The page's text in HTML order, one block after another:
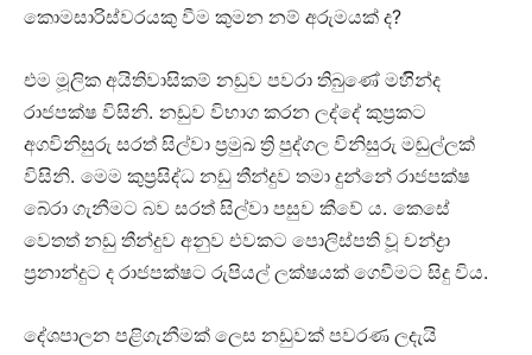
කොමසාරිස්වරයකු වීම කුමන නම් අරුමයක් ද?
එම මූලික අයිතිවාසිකම් නඩුව පවරා තිබුණේ මහිින්ද
රාජපක්ෂ විසිනි. නඩුව විභාග කරන ලද්දේ කුප්‍රකට
අගවිනිසුරු සරත් සිල්වා ප්‍රමුඛ ත්‍රි පුද්ගල විනිසුරු මඬුල්ලක්
විසිනි. මෙම කුප්‍රසිද්ධ නඩු තීන්දුව තමා දුන්නේ රාජපක්ෂ
බේරා ගැනීමට බව සරත් සිල්වා පසුව කීවේ ය. කෙසේ
වෙතත් නඩු තීන්දුව අනුව එවකට පොලිස්පති වූ චන්ද්‍රා
ප්‍රනාන්දුට ද රාජපක්ෂට රුපියල් ලක්ෂයක් ගෙවීමට සිදු විය.
දේශපාලන පළිගැනීමක් ලෙස නඩුවක් පවරණ ලදැයි